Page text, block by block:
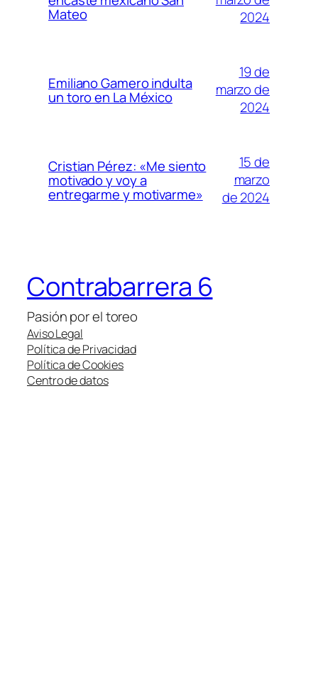
Mateo
2024
Emiliano Gamero indulta
un toro en La México
19 de
marzo de
2024
Cristian Pérez: «Me siento
motivado y voy a
entregarme y motivarme»
15 de
marzo
de 2024
Contrabarrera 6
Pasión por el toreo
Aviso Legal
Política de Privacidad
Política de Cookies
Centro de datos